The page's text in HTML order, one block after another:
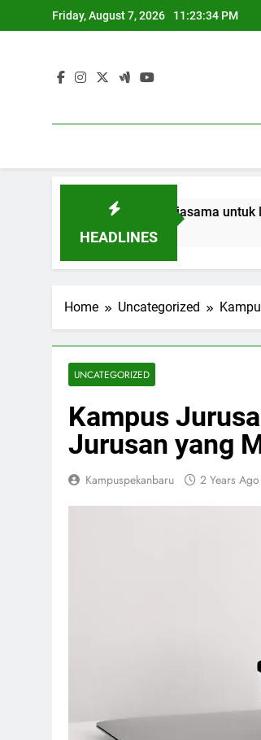
to
Friday, August 7, 2026 11:23:34 PM
HEADLINES
dan Industri: Kerjasama untuk Inovasi
Home Uncategorized
UNCATEGORIZED
Kampus
Jurusan yang
Kampuspekanbaru 2 Years Ago